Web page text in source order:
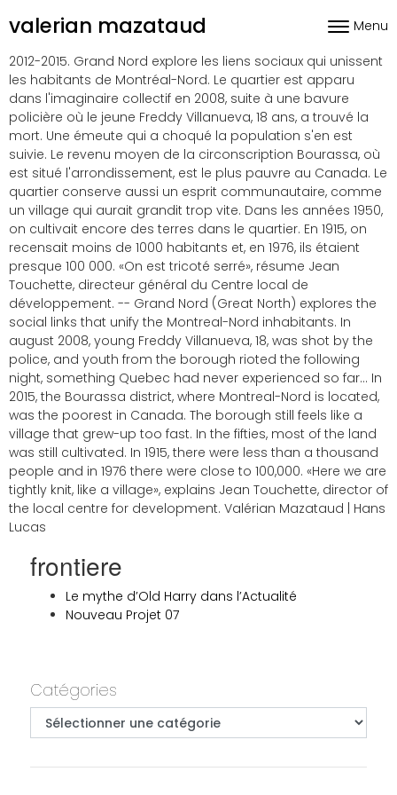
valerian mazataud ToggleMenu
2012-2015. Grand Nord explore les liens sociaux qui unissent
les habitants de Montréal-Nord. Le quartier est apparu
dans l'imaginaire collectif en 2008, suite à une bavure
policière où le jeune Freddy Villanueva, 18 ans, a trouvé la
mort. Une émeute qui a choqué la population s'en est
suivie. Le revenu moyen de la circonscription Bourassa, où
est situé l'arrondissement, est le plus pauvre au Canada. Le
quartier conserve aussi un esprit communautaire, comme
un village qui aurait grandit trop vite. Dans les années 1950,
on cultivait encore des terres dans le quartier. En 1915, on
recensait moins de 1000 habitants et, en 1976, ils étaient
presque 100 000. «On est tricoté serré», résume Jean
Touchette, directeur général du Centre local de
développement. -- Grand Nord (Great North) explores the
social links that unify the Montreal-Nord inhabitants. In
august 2008, young Freddy Villanueva, 18, was shot by the
police, and youth from the borough rioted the following
night, something Quebec had never experienced so far… In
2015, the Bourassa district, where Montreal-Nord is located,
was the poorest in Canada. The borough still feels like a
village that grew-up too fast. In the fifties, most of the land
was still cultivated. In 1915, there were less than a thousand
people and in 1976 there were close to 100,000. «Here we are
tightly knit, like a village», explains Jean Touchette, director of
the local centre for development. Valérian Mazataud | Hans
Lucas
frontiere
Le mythe d’Old Harry dans l’Actualité
Nouveau Projet 07
Primary
Catégories
Catégories